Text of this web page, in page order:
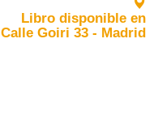
Libro disponible en
Calle Goiri 33 - Madrid